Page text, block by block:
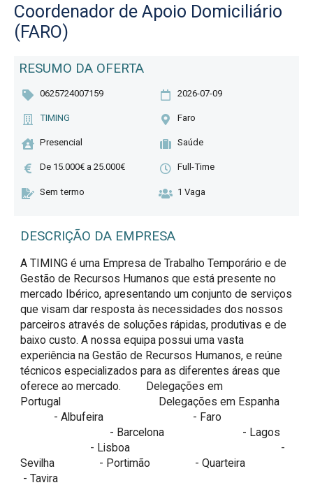
Coordenador de Apoio Domiciliário
(FARO)
RESUMO DA OFERTA
0625724007159 2026-07-09
TIMING Faro
Presencial Saúde
De 15.000€ a 25.000€ Full-Time
Sem termo 1 Vaga
DESCRIÇÃO DA EMPRESA
A TIMING é uma Empresa de Trabalho Temporário e de
Gestão de Recursos Humanos que está presente no
mercado Ibérico, apresentando um conjunto de serviços
que visam dar resposta às necessidades dos nossos
parceiros através de soluções rápidas, produtivas e de
baixo custo. A nossa equipa possui uma vasta
experiência na Gestão de Recursos Humanos, e reúne
técnicos especializados para as diferentes áreas que
oferece ao mercado. Delegações em
Portugal Delegações em Espanha
- Albufeira - Faro
- Barcelona - Lagos
- Lisboa -
Sevilha - Portimão - Quarteira
- Tavira